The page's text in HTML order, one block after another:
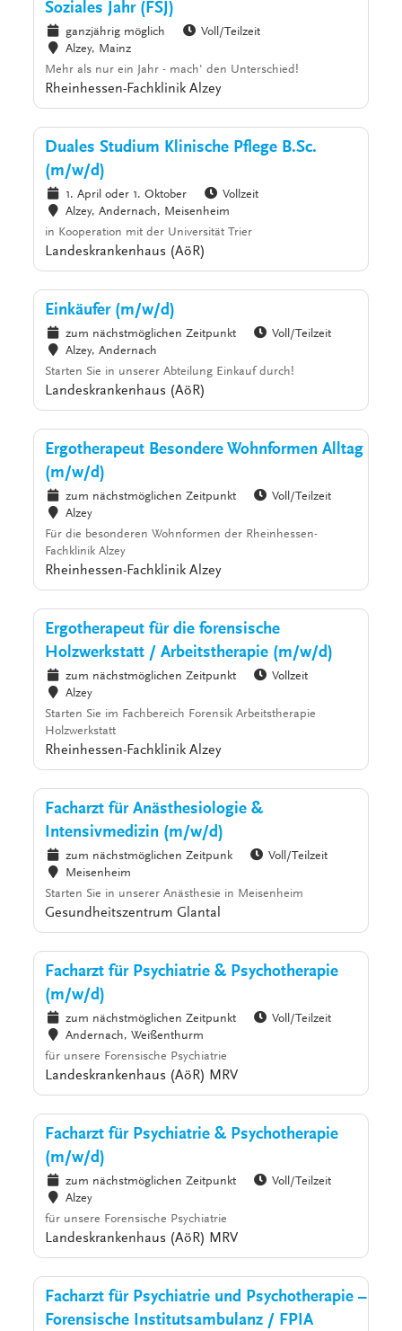
Soziales Jahr (FSJ)
ganzjährig möglich
Voll/Teilzeit
Alzey, Mainz
Mehr als nur ein Jahr - mach' den Unterschied!
Rheinhessen-Fachklinik Alzey
Duales Studium Klinische Pflege B.Sc.
(m/w/d)
1. April oder 1. Oktober
Vollzeit
Alzey, Andernach, Meisenheim
in Kooperation mit der Universität Trier
Landeskrankenhaus (AöR)
Einkäufer (m/w/d)
zum nächstmöglichen Zeitpunkt
Voll/Teilzeit
Alzey, Andernach
Starten Sie in unserer Abteilung Einkauf durch!
Landeskrankenhaus (AöR)
Ergotherapeut Besondere Wohnformen Alltag
(m/w/d)
zum nächstmöglichen Zeitpunkt
Voll/Teilzeit
Alzey
Für die besonderen Wohnformen der Rheinhessen-
Fachklinik Alzey
Rheinhessen-Fachklinik Alzey
Ergotherapeut für die forensische
Holzwerkstatt / Arbeitstherapie (m/w/d)
zum nächstmöglichen Zeitpunkt
Vollzeit
Alzey
Starten Sie im Fachbereich Forensik Arbeitstherapie
Holzwerkstatt
Rheinhessen-Fachklinik Alzey
Facharzt für Anästhesiologie &
Intensivmedizin (m/w/d)
zum nächstmöglichen Zeitpunk
Voll/Teilzeit
Meisenheim
Starten Sie in unserer Anästhesie in Meisenheim
Gesundheitszentrum Glantal
Facharzt für Psychiatrie & Psychotherapie
(m/w/d)
zum nächstmöglichen Zeitpunkt
Voll/Teilzeit
Andernach, Weißenthurm
für unsere Forensische Psychiatrie
Landeskrankenhaus (AöR) MRV
Facharzt für Psychiatrie & Psychotherapie
(m/w/d)
zum nächstmöglichen Zeitpunkt
Voll/Teilzeit
Alzey
für unsere Forensische Psychiatrie
Landeskrankenhaus (AöR) MRV
Facharzt für Psychiatrie und Psychotherapie –
Forensische Institutsambulanz / FPIA